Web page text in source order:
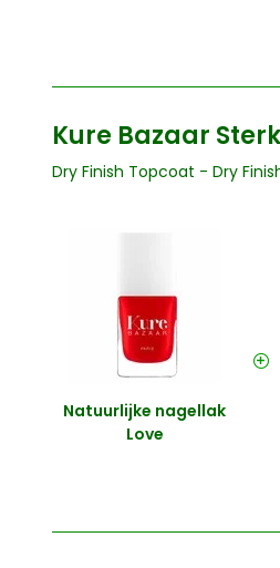
Kure Bazaar
Dry Finish Topcoat - Dry
Natuurlijke nagellak
Love